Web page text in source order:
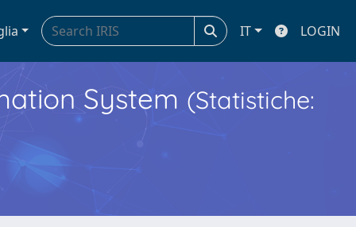
IT LOGIN
System (Statistiche: